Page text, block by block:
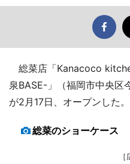
総菜店「Kanacoco
泉BASE-」（福岡市中央区
が2月17日、オープンした。
総菜のショーケース